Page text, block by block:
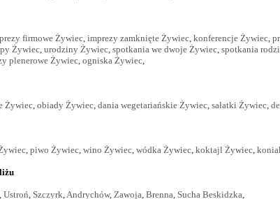
firmowe Żywiec, imprezy zamknięte Żywiec, konferencje Żywiec,
Żywiec, urodziny Żywiec, spotkania we dwoje Żywiec, spotkania
plenerowe Żywiec, ogniska Żywiec,
Żywiec, obiady Żywiec, dania wegetariańskie Żywiec, sałatki Żywiec,
, piwo Żywiec, wino Żywiec, wódka Żywiec, koktajl Żywiec,
, Ustroń, Szczyrk,Andrychów, Zawoja, Brenna, Sucha Beskidzka,